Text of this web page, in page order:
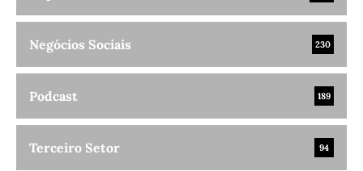
Negócios Sociais 230
Podcast 189
Terceiro Setor 94